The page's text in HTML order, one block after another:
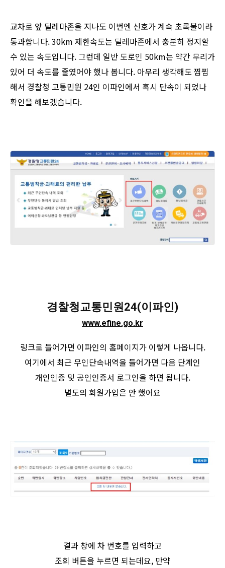
교차로 앞 딜레마존을 지나도 이번엔 신호가 계속 초록불이라
통과합니다. 30km 제한속도는 딜레마존에서 충분히 정지할
수 있는 속도입니다. 그런데 일반 도로인 50km는 약간 무리가
있어 더 속도를 줄였어야 했나 봅니다. 아무리 생각해도 찜찜
해서 경찰청 교통민원 24인 이파인에서 혹시 단속이 되었나
확인을 해보겠습니다.
경찰청교통민원24(이파인)
www.efine.go.kr
링크로 들어가면 이파인의 홈페이지가 이렇게 나옵니다.
여기에서 최근 무인단속내역을 들어가면 다음 단계인
개인인증 및 공인인증서 로그인을 하면 됩니다.
별도의 회원가입은 안 했어요
결과 창에 차 번호를 입력하고
조회 버튼을 누르면 되는데요, 만약